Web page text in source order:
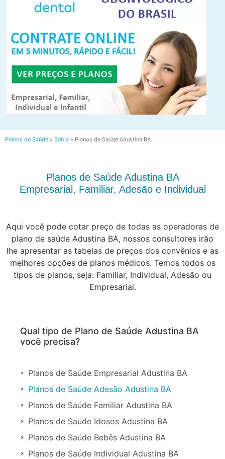
Planos de Saúde » Bahia » Planos de Saúde Adustina BA
Planos de Saúde Adustina BA
Empresarial, Familiar, Adesão e Individual
Aqui você pode cotar preço de todas as operadoras de
plano de saúde Adustina BA, nossos consultores irão
lhe apresentar as tabelas de preços dos convênios e as
melhores opções de planos médicos. Temos todos os
tipos de planos, seja: Familiar, Individual, Adesão ou
Empresarial.
Qual tipo de Plano de Saúde Adustina BA
você precisa?
Planos de Saúde Empresarial Adustina BA
Planos de Saúde Adesão Adustina BA
Planos de Saúde Familiar Adustina BA
Planos de Saúde Idosos Adustina BA
Planos de Saúde Bebês Adustina BA
Planos de Saúde Individual Adustina BA